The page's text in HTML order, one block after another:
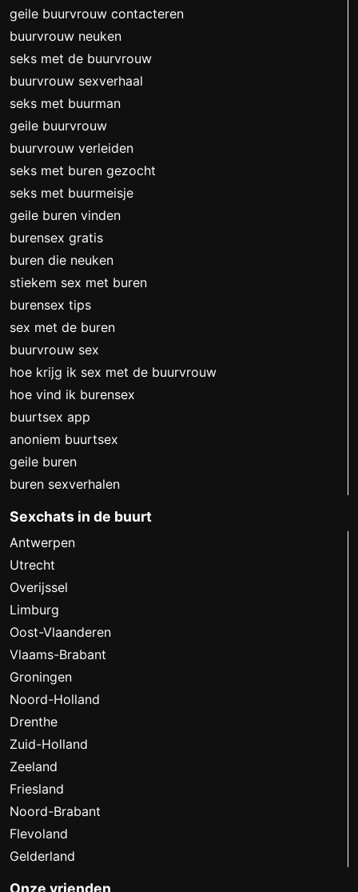
geile buurvrouw contacteren
buurvrouw neuken
seks met de buurvrouw
buurvrouw sexverhaal
seks met buurman
geile buurvrouw
buurvrouw verleiden
seks met buren gezocht
seks met buurmeisje
geile buren vinden
burensex gratis
buren die neuken
stiekem sex met buren
burensex tips
sex met de buren
buurvrouw sex
hoe krijg ik sex met de buurvrouw
hoe vind ik burensex
buurtsex app
anoniem buurtsex
geile buren
buren sexverhalen
Sexchats in de buurt
Antwerpen
Utrecht
Overijssel
Limburg
Oost-Vlaanderen
Vlaams-Brabant
Groningen
Noord-Holland
Drenthe
Zuid-Holland
Zeeland
Friesland
Noord-Brabant
Flevoland
Gelderland
Onze vrienden